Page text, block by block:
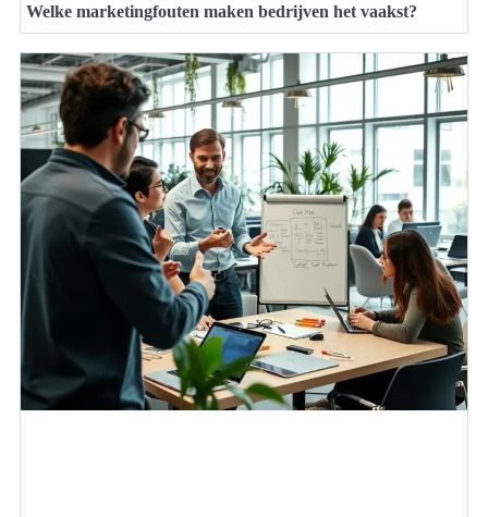
Welke marketingfouten maken bedrijven het vaakst?